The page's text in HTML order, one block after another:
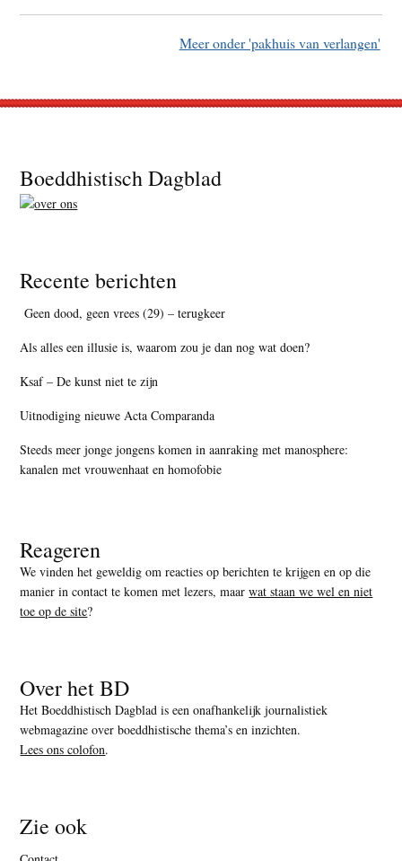
Meer onder 'pakhuis van verlangen'
Footer
Boeddhistisch Dagblad
Recente berichten
Geen dood, geen vrees (29) – terugkeer
Als alles een illusie is, waarom zou je dan nog wat doen?
Ksaf – De kunst niet te zijn
Uitnodiging nieuwe Acta Comparanda
Steeds meer jonge jongens komen in aanraking met manosphere:
kanalen met vrouwenhaat en homofobie
Reageren
We vinden het geweldig om reacties op berichten te krijgen en op die
manier in contact te komen met lezers, maarwat staan we wel en niet
toe op de site?
Over het BD
Het Boeddhistisch Dagblad is een onafhankelijk journalistiek
webmagazine over boeddhistische thema’s en inzichten.
Lees ons colofon.
Zie ook